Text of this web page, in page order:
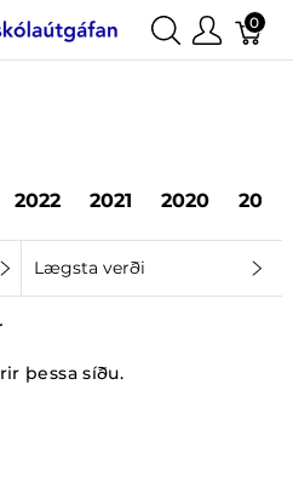
0
2022 2021 2020 2019
Lægsta verði
þessa síðu.